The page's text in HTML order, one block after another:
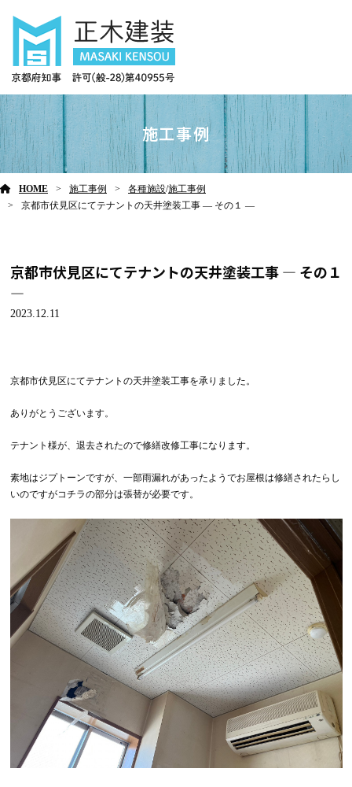
施工事例
HOME 施工事例 各種施設/施工事例
京都市伏見区にてテナントの天井塗装工事 ― その１ ―
京都市伏見区にてテナントの天井塗装工事 ― その１
―
2023.12.11
京都市伏見区にてテナントの天井塗装工事を承りました。
ありがとうございます。
テナント様が、退去されたので修繕改修工事になります。
素地はジプトーンですが、一部雨漏れがあったようでお屋根は修繕されたらし
いのですがコチラの部分は張替が必要です。